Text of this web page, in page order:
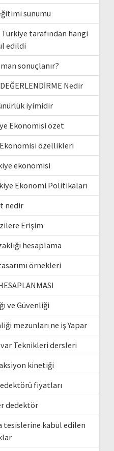
sunumu
Türkiye tarafından hangi
edildi
sonuçlanır?
Nedir
iyimidir
Ekonomisi özet
Ekonomisi özellikleri
ekonomisi
Ekonomi Politikaları
nedir
Erişim
hesaplama
örnekleri
ve Güvenliği
mezunları ne iş Yapar
Teknikleri dersleri
kinetiği
fiyatları
dedektör
tesislerine kabul edilen